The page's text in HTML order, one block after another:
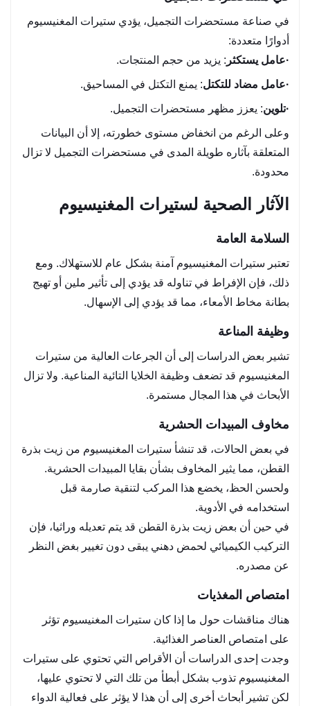
في صناعة مستحضرات التجميل، يؤدي ستيرات المغنيسيوم
أدوارًا متعددة:
·عامل يستكثر : يزيد من حجم المنتجات.
·عامل مضاد للتكتل: يمنع التكتل في المساحيق.
·تلوين: يعزز مظهر مستحضرات التجميل.
وعلى الرغم من انخفاض مستوى خطورته، إلا أن البيانات
المتعلقة بآثاره طويلة المدى في مستحضرات التجميل لا تزال
محدودة.
الآثار الصحية لستيرات المغنيسيوم
السلامة العامة
تعتبر ستيرات المغنيسيوم آمنة بشكل عام للاستهلاك. ومع
ذلك، فإن الإفراط في تناوله قد يؤدي إلى تأثير ملين أو تهيج
بطانة مخاط الأمعاء، مما قد يؤدي إلى الإسهال.
وظيفة المناعة
تشير بعض الدراسات إلى أن الجرعات العالية من ستيرات
المغنيسيوم قد تضعف وظيفة الخلايا التائية المناعية. ولا تزال
الأبحاث في هذا المجال مستمرة.
مخاوف المبيدات الحشرية
في بعض الحالات، قد تنشأ ستيرات المغنيسيوم من زيت بذرة
القطن، مما يثير المخاوف بشأن بقايا المبيدات الحشرية.
ولحسن الحظ، يخضع هذا المركب لتنقية صارمة قبل
استخدامه في الأدوية.
في حين أن بعض زيت بذرة القطن قد يتم تعديله وراثيا، فإن
التركيب الكيميائي لحمض دهني يبقى دون تغيير بغض النظر
عن مصدره.
امتصاص المغذيات
هناك مناقشات حول ما إذا كان ستيرات المغنيسيوم تؤثر
على امتصاص العناصر الغذائية.
وجدت إحدى الدراسات أن الأقراص التي تحتوي على ستيرات
المغنيسيوم تذوب بشكل أبطأ من تلك التي لا تحتوي عليها،
لكن تشير أبحاث أخرى إلى أن هذا لا يؤثر على فعالية الدواء